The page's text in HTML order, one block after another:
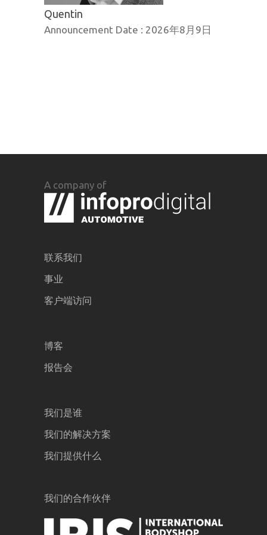
Quentin
Announcement Date : 2026年8月9日
A company of
联系我们
事业
客户端访问
博客
报告会
我们是谁
我们的解决方案
我们提供什么
我们的合作伙伴